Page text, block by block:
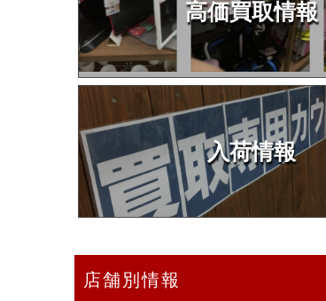
高価買取情報
入荷情報
店舗別情報